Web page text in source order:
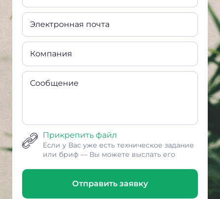
Электронная почта
Компания
Сообщение
Прикрепить файл
Если у Вас уже есть техническое задание
или бриф — Вы можете выслать его
Отправить заявку